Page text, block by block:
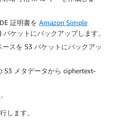
証明書を Amazon Simple
バケットにバックアップします。
スを S3 バケットにバックアッ
S3 メタデータから ciphertext-
します。